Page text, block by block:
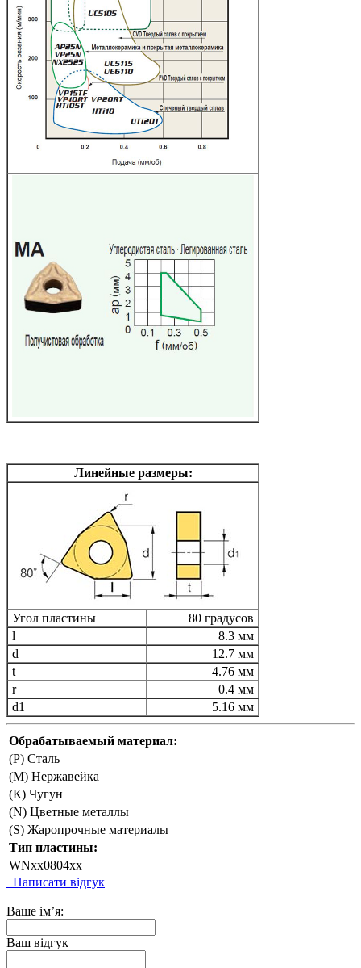
Линейные размеры:
Угол пластины
80 градусов
l
8.3 мм
d
12.7 мм
t
4.76 мм
r
0.4 мм
d1
5.16 мм
Обрабатываемый материал:
(P) Сталь
(М) Нержавейка
(К) Чугун
(N) Цветные металлы
(S) Жаропрочные материалы
Тип пластины:
WNxx0804xx
Написати відгук
Ваше ім’я:
Ваш відгук